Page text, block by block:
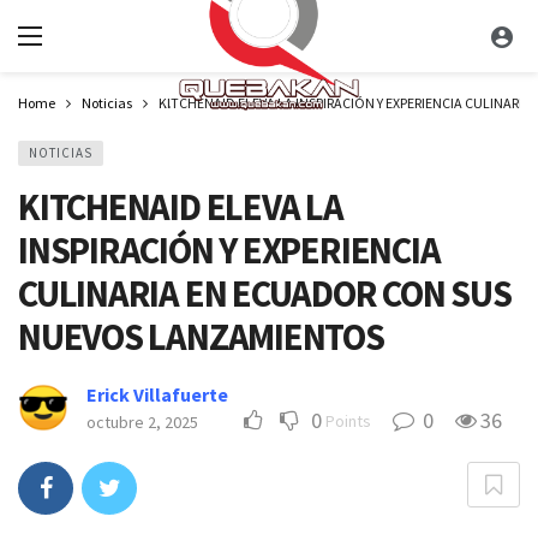
Home Noticias KITCHENAID ELEVA LA INSPIRACIÓN Y EXPERIENCIA
NOTICIAS
KITCHENAID ELEVA LA
INSPIRACIÓN Y EXPERIENCIA
CULINARIA EN ECUADOR CON SUS
NUEVOS LANZAMIENTOS
Erick Villafuerte
octubre 2, 2025 0 Points 0 36